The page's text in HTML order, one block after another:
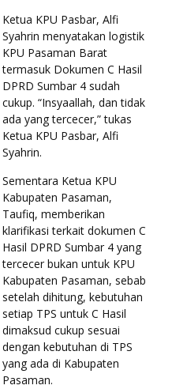
Ketua KPU Pasbar, Alfi
Syahrin menyatakan logistik
KPU Pasaman Barat
termasuk Dokumen C Hasil
DPRD Sumbar 4 sudah
cukup. “Insyaallah, dan tidak
ada yang tercecer,” tukas
Ketua KPU Pasbar, Alfi
Syahrin.
Sementara Ketua KPU
Kabupaten Pasaman,
Taufiq, memberikan
klarifikasi terkait dokumen C
Hasil DPRD Sumbar 4 yang
tercecer bukan untuk KPU
Kabupaten Pasaman, sebab
setelah dihitung, kebutuhan
setiap TPS untuk C Hasil
dimaksud cukup sesuai
dengan kebutuhan di TPS
yang ada di Kabupaten
Pasaman.